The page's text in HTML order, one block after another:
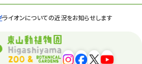
ライオンについての近況をお知らせします
6